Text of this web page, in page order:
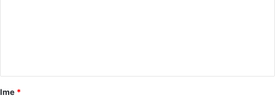
rIme *